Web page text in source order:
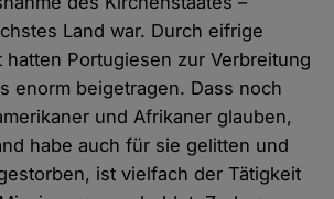
Land war. Durch eifrige
hatten Portugiesen zur Verbreitung
enorm beigetragen. Dass noch
und Afrikaner glauben,
habe auch für sie gelitten und
ist vielfach der Tätigkeit